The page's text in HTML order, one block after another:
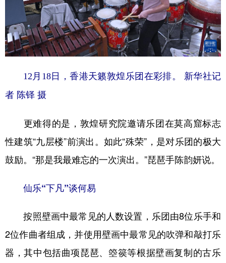
12月18日，香港天籁敦煌乐团在彩排。 新华社记
者 陈铎 摄
更难得的是，敦煌研究院邀请乐团在莫高窟标志
性建筑“九层楼”前演出。如此“殊荣”，是对乐团的极大
鼓励。“那是我最难忘的一次演出。”琵琶手陈韵妍说。
仙乐“下凡”谈何易
按照壁画中最常见的人数设置，乐团由8位乐手和
2位作曲者组成，并使用壁画中最常见的吹弹和敲打乐
器，其中包括曲项琵琶、箜篌等根据壁画复制的古乐